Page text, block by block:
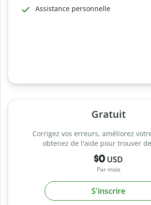
Assistance personnelle
Gratuit
Corrigez vos erreurs, améliorez
obtenez de l'aide pour trouver
$0 USD
Par mois
S'inscrire